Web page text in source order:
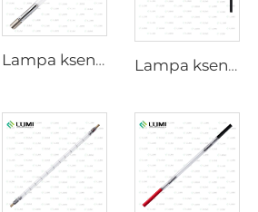
Lampa ksenonowa IPL P1640 – 7×47×110 mm Lampa ksenonowa IPL P1541 – 9×45×100 mm